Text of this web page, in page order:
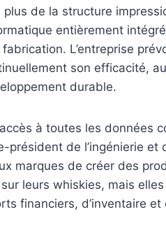
de la structure
entièrement
L’entreprise
son efficacité,
durable.
à toutes les données
de l’ingénierie et
marques de créer des
leurs whiskies, mais
financiers, d’inventaire et